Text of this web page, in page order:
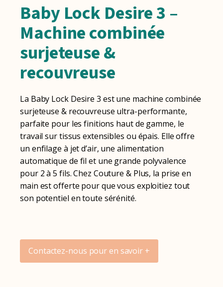
Baby Lock Desire 3 –
Machine combinée
surjeteuse &
recouvreuse
La Baby Lock Desire 3 est une machine combinée
surjeteuse & recouvreuse ultra-performante,
parfaite pour les finitions haut de gamme, le
travail sur tissus extensibles ou épais. Elle offre
un enfilage à jet d’air, une alimentation
automatique de fil et une grande polyvalence
pour 2 à 5 fils. Chez Couture & Plus, la prise en
main est offerte pour que vous exploitiez tout
son potentiel en toute sérénité.
Contactez-nous pour en savoir +